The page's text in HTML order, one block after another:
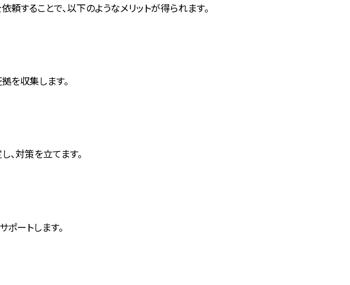
することで、以下のようなメリットが得られます。
を収集します。
対策を立てます。
ートします。